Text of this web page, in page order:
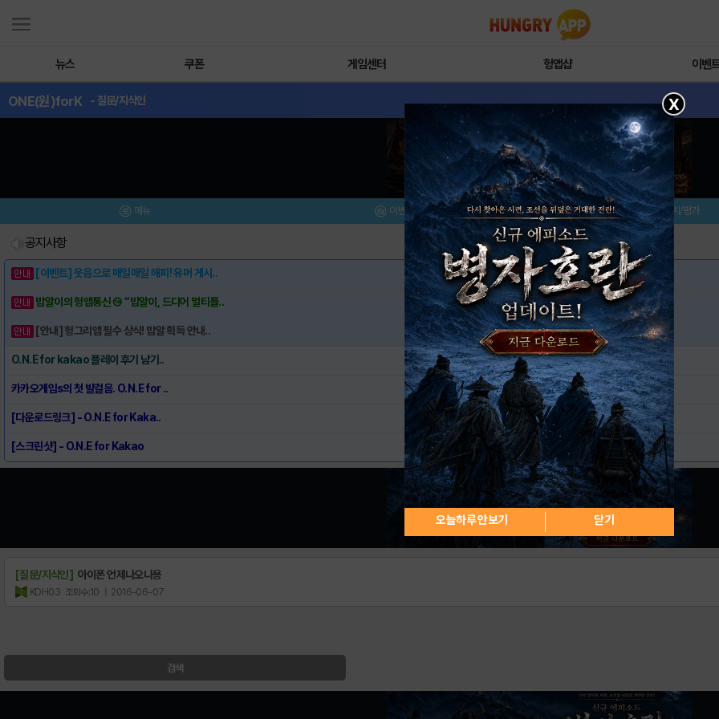
뉴스 쿠폰 게임센터 헝앱샵 이벤
ONE(원)forK - 질문/지식인
메뉴 이벤트/미션 설치/평가
공지사항
[이벤트] 웃음으로 매일매일 해피! 유머 게시..
밥알이의 헝앱통신 ⑲ “밥알이, 드디어 멀티를..
[안내] 헝그리앱 필수 상식! 밥알 획득 안내..
O.N.E for kakao 플레이 후기 남기..
카카오게임s의 첫 발걸음. O.N.E for ..
[다운로드링크] - O.N.E for Kaka..
[스크린샷] - O.N.E for Kakao
[질문/지식인] 아이폰 언제나오나용
KDH03 조회수:10 | 2016-06-07
검색
X
오늘하루 안보기 닫기